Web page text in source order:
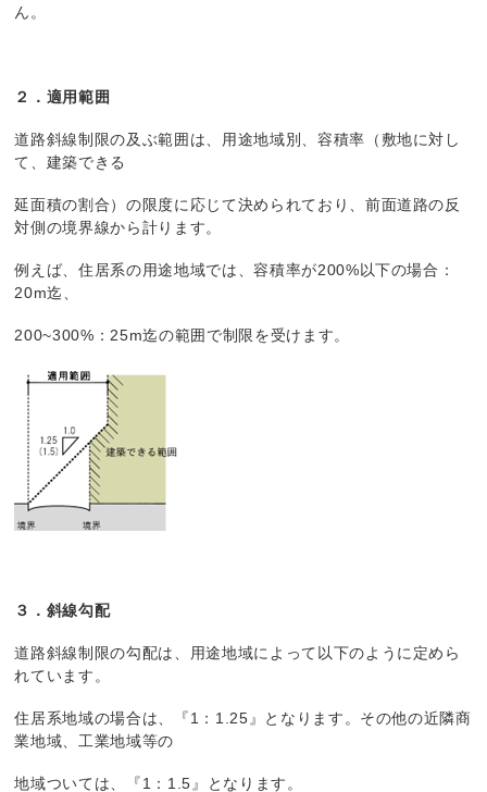
ん。
２．適用範囲
道路斜線制限の及ぶ範囲は、用途地域別、容積率（敷地に対し
て、建築できる
延面積の割合）の限度に応じて決められており、前面道路の反
対側の境界線から計ります。
例えば、住居系の用途地域では、容積率が200%以下の場合：
20m迄、
200~300%：25m迄の範囲で制限を受けます。
３．斜線勾配
道路斜線制限の勾配は、用途地域によって以下のように定めら
れています。
住居系地域の場合は、『1：1.25』となります。その他の近隣商
業地域、工業地域等の
地域ついては、『1：1.5』となります。